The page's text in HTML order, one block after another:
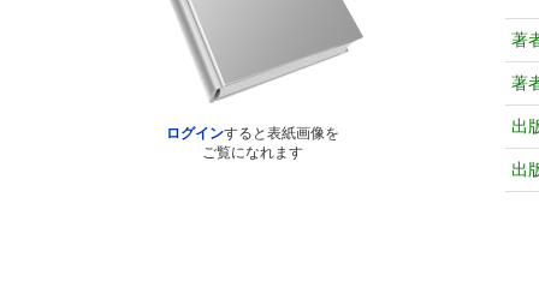
ログインすると表紙画像を
ご覧になれます
著
著
出
出